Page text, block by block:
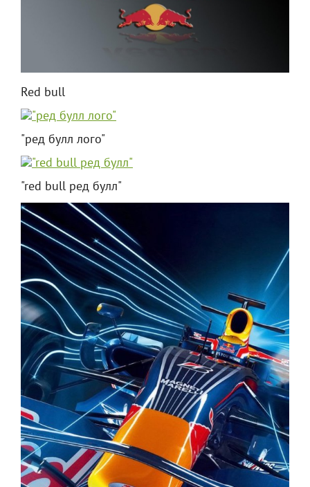
Red bull
"ред булл лого"
"red bull ред булл"